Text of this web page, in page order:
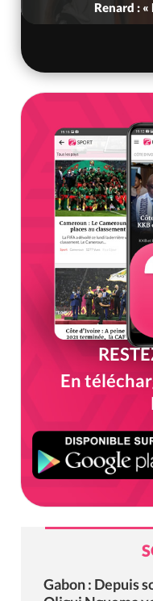
Renard :
En
Gabon : Depuis